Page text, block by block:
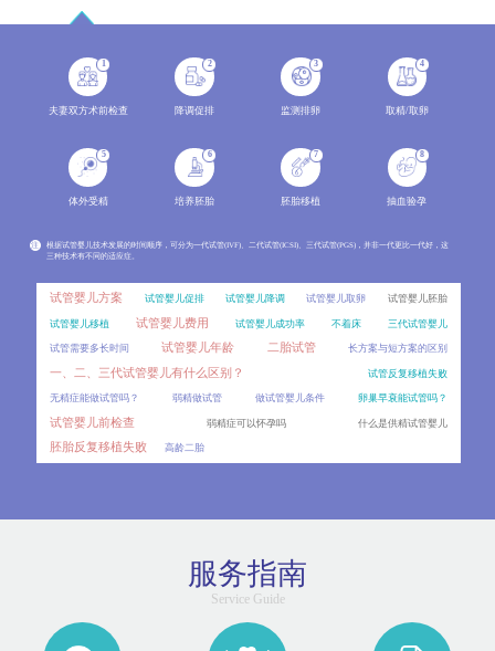
06 人工授精和试管婴儿哪个成功率更高？
2026-08
冻胚做第三代试管婴儿PGT，效果会比新鲜囊胚差吗？
移植后出血是宫外孕吗？
2026-08
2026-08
人工授精一个周期做1次和做2次，成功率差别大吗？
很多准备做人工授精的患者都会问，一个周期内到底能做几次操作？周期次数的常规范围、影响因素，同时分
06
2026-08
内膜调理要多久？冻胚移植的时间成本比鲜胚高多少？
1
夫妻双方术前检查
2
降调促排
3
监测排卵
4
取精/取卵
5
体外受精
6
培养胚胎
7
胚胎移植
8
抽血验孕
注
根据试管婴儿技术发展的时间顺序，可分为一代试管(IVF)、二代试管(ICSI)、三代试管(PGS)，并非一代更比一代好，这
三种技术有不同的适应症。
试管婴儿方案 试管婴儿促排 试管婴儿降调 试管婴儿取卵 试管婴儿胚胎
试管婴儿移植 试管婴儿费用 试管婴儿成功率 不着床 三代试管婴儿
试管需要多长时间 试管婴儿年龄 二胎试管 长方案与短方案的区别
一、二、三代试管婴儿有什么区别？ 试管反复移植失败
无精症能做试管吗？ 弱精做试管 做试管婴儿条件 卵巢早衰能试管吗？
试管婴儿前检查 弱精症可以怀孕吗 什么是供精试管婴儿
胚胎反复移植失败 高龄二胎
服务指南
Service Guide